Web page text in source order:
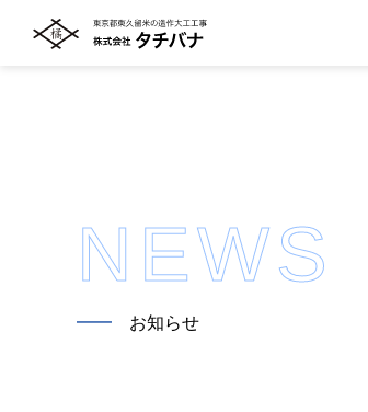
NEWS
━━ お知らせ